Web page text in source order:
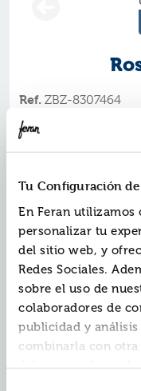
Tu Configuración de
En Feran utilizamos
personalizar tu
del sitio web, y
Redes Sociales.
sobre el uso de
colaboradores de
publicidad y
combinarla con
del uso que hayas
Ref. ZBZ-8307464
ISBN:
Editorial:
Autor:Soto, Julie
Fecha de edición:
Es hora de romper
fenómeno de
Las fuerzas oscuras
a salvarles ha
La guerra entre
Briony Rosewood ,
despojada de su
mejor postor:
A pesar de los